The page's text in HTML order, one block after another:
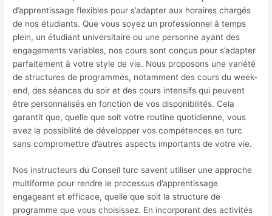
d’apprentissage flexibles pour s’adapter aux horaires chargés
de nos étudiants. Que vous soyez un professionnel à temps
plein, un étudiant universitaire ou une personne ayant des
engagements variables, nos cours sont conçus pour s’adapter
parfaitement à votre style de vie. Nous proposons une variété
de structures de programmes, notamment des cours du week-
end, des séances du soir et des cours intensifs qui peuvent
être personnalisés en fonction de vos disponibilités. Cela
garantit que, quelle que soit votre routine quotidienne, vous
avez la possibilité de développer vos compétences en turc
sans compromettre d’autres aspects importants de votre vie.
Nos instructeurs du Conseil turc savent utiliser une approche
multiforme pour rendre le processus d’apprentissage
engageant et efficace, quelle que soit la structure de
programme que vous choisissez. En incorporant des activités